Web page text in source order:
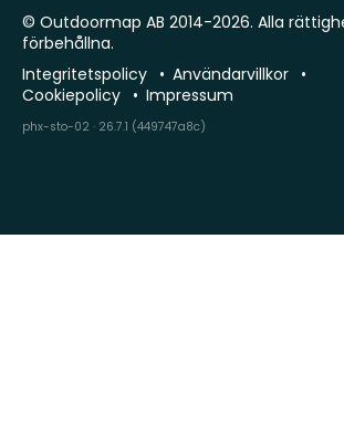
© Outdoormap AB 2014-2026. Alla
förbehållna.
Integritetspolicy
Användarvillkor
Cookiepolicy
Impressum
phx-sto-02 · 26.7.1 (449747a8c)